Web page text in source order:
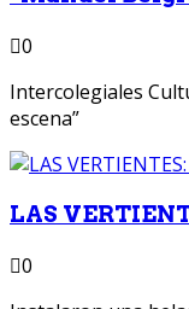
0
Intercolegiales
escena”
LAS
0